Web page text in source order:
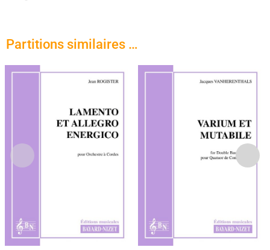
Partitions similaires …